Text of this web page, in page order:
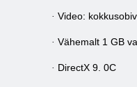
· Video:
· Vähemalt 1 GB
· DirectX 9. 0C